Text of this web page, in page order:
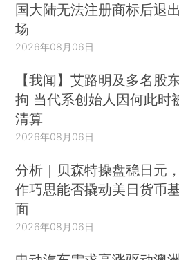
国大陆无法注册商标后退
场
2026年08月06日
【我闻】艾路明及多名股
拘 当代系创始人因何此时
清算
2026年08月06日
分析｜贝森特操盘稳日元
作巧思能否撬动美日货币
面
2026年08月06日